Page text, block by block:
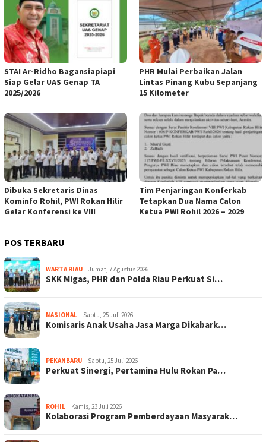
STAI Ar-Ridho Bagansiapiapi
Siap Gelar UAS Genap TA
2025/2026
PHR Mulai Perbaikan Jalan
Lintas Pinang Kubu Sepanjang
15 Kilometer
Dibuka Sekretaris Dinas
Kominfo Rohil, PWI Rokan Hilir
Gelar Konferensi ke VIII
Tim Penjaringan Konferkab
Tetapkan Dua Nama Calon
Ketua PWI Rohil 2026 – 2029
POS TERBARU
WARTA RIAU Jumat, 7 Agustus 2026
SKK Migas, PHR dan Polda Riau Perkuat Si…
NASIONAL Sabtu, 25 Juli 2026
Komisaris Anak Usaha Jasa Marga Dikabark…
PEKANBARU Sabtu, 25 Juli 2026
Perkuat Sinergi, Pertamina Hulu Rokan Pa…
ROHIL Kamis, 23 Juli 2026
Kolaborasi Program Pemberdayaan Masyarak…